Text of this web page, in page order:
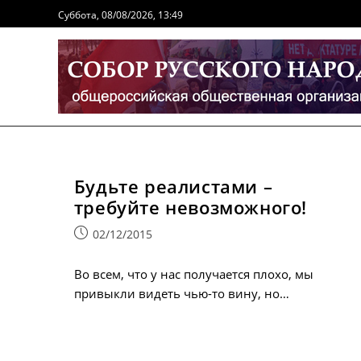
к
содержимому
Суббота, 08/08/2026, 13:49
Будьте реалистами –
требуйте невозможного!
Запись02/12/2015
Во всем, что у нас получается плохо, мы
привыкли видеть чью-то вину, но…